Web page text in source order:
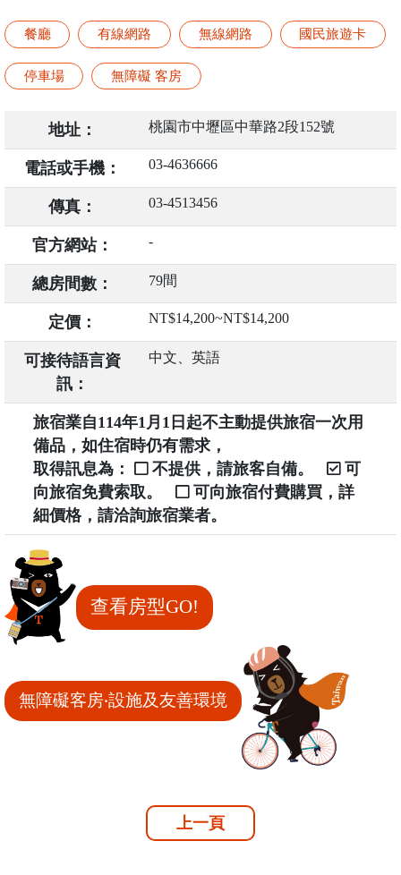
餐廳 有線網路 無線網路 國民旅遊卡
停車場 無障礙 客房
地址： 桃園市中壢區中華路2段152號
電話或手機： 03-4636666
傳真： 03-4513456
官方網站： -
總房間數： 79間
定價： NT$14,200~NT$14,200
可接待語言資
訊：
中文、英語
旅宿業自114年1月1日起不主動提供旅宿一次用
備品，如住宿時仍有需求，
取得訊息為：
不提供，請旅客自備。
可
向旅宿免費索取。
可向旅宿付費購買，詳
細價格，請洽詢旅宿業者。
查看房型GO!
無障礙客房‧設施及友善環境
上一頁